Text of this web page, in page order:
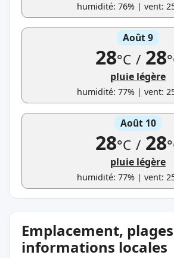
humidité: 76% | vent:
Août 9
28°C /28
pluie légère
humidité: 77% | vent:
Août 10
28°C /28
pluie légère
humidité: 77% | vent:
Emplacement,
informations locales